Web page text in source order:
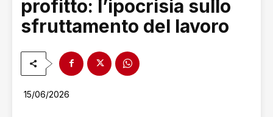
profitto: l’ipocrisia sullo
sfruttamento del lavoro
15/06/2026